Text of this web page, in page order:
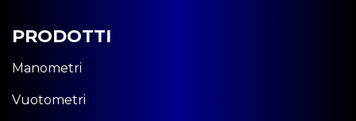
PRODOTTI
Manometri
Vuotometri